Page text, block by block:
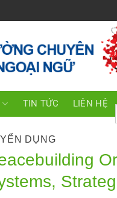
TIN TỨC LIÊN HỆ
DỤNG